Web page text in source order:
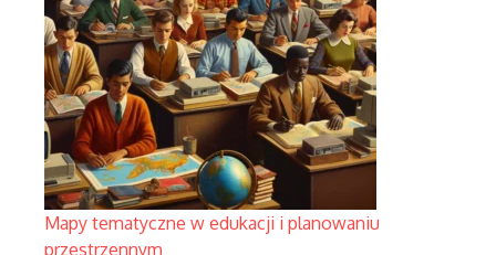
Mapy tematyczne w edukacji i planowaniu
przestrzennym